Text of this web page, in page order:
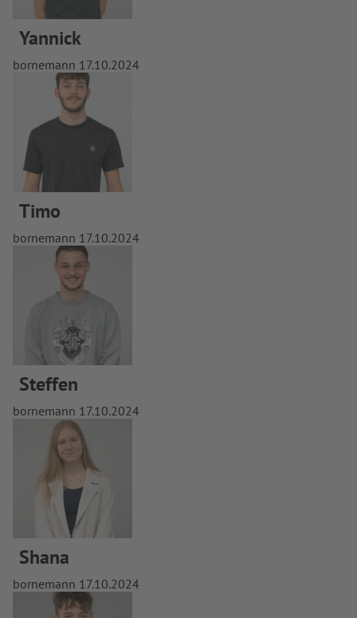
Yannick
bornemann 17.10.2024
Timo
bornemann 17.10.2024
Steffen
bornemann 17.10.2024
Shana
bornemann 17.10.2024